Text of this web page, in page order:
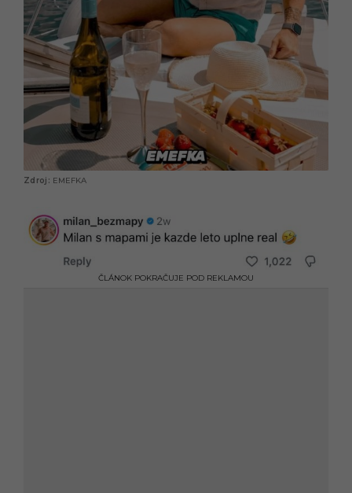
EMEFKA
ČLÁNOK POKRAČUJE POD REKLAMOU